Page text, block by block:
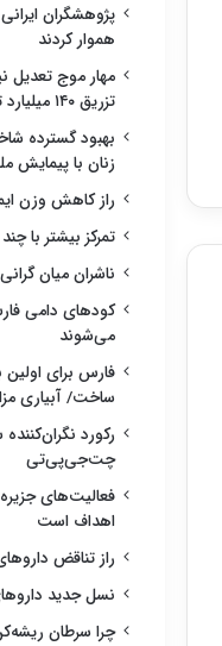
پژوهشگران
هموار کردند
مهار موج تعدیل
تزریق ۱۴۰ میلیارد تومان
بهبود گسترده
زنان با پیمایش
راز کاهش وزن
تمرکز بیشتر با
ناشران میان
کودهای دامی
می‌شوند
فارس برای اولین
ساخت/ آبیاری
رکورد
چت‌جی‌پی‌تی
فعالیت‌های
اهداف است
راز تناقض
نسل جدید
چرا سرطان